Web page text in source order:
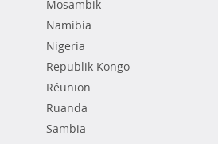
Mosambik
Namibia
Nigeria
Republik Kongo
Réunion
Ruanda
Sambia